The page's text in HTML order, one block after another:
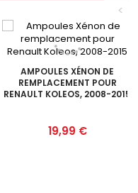
<
AMPOULES XÉNON DE
REMPLACEMENT POUR
RENAULT KOLEOS, 2008-2015
Prix
19,99 €